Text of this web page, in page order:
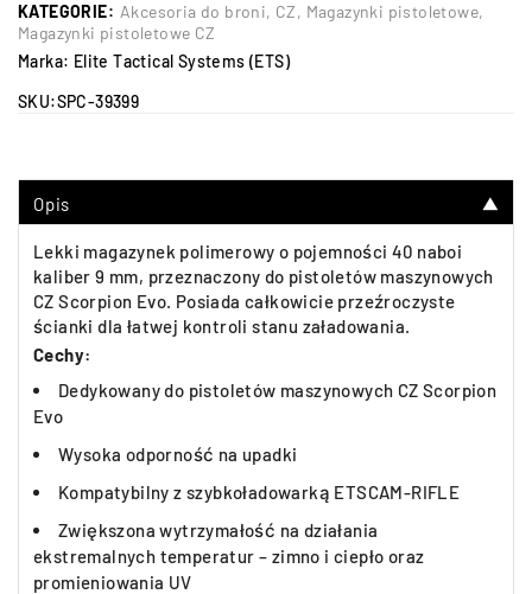
KATEGORIE: Akcesoria do broni, CZ, Magazynki pistoletowe,
Magazynki pistoletowe CZ
Marka: Elite Tactical Systems (ETS)
SKU:SPC-39399
Opis ▼
Lekki magazynek polimerowy o pojemności 40 naboi
kaliber 9 mm, przeznaczony do pistoletów maszynowych
CZ Scorpion Evo. Posiada całkowicie przeźroczyste
ścianki dla łatwej kontroli stanu załadowania.
Cechy:
Dedykowany do pistoletów maszynowych CZ Scorpion
Evo
Wysoka odporność na upadki
Kompatybilny z szybkoładowarką ETSCAM-RIFLE
Zwiększona wytrzymałość na działania
ekstremalnych temperatur – zimno i ciepło oraz
promieniowania UV